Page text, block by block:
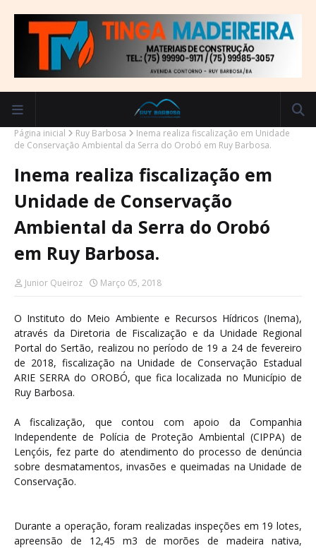
Página inicial Ruy Barbosa
Inema realiza fiscalização em Unidade
de Conservação Ambiental da Serra do Orobó em Ruy Barbosa.
Inema realiza fiscalização em
Unidade de Conservação
Ambiental da Serra do Orobó
em Ruy Barbosa.
Junior Queiroz Março 05, 2018
O Instituto do Meio Ambiente e Recursos Hídricos (Inema),
através da Diretoria de Fiscalização e da Unidade Regional
Portal do Sertão, realizou no período de 19 a 24 de fevereiro
de 2018, fiscalização na Unidade de Conservação Estadual
ARIE SERRA do OROBÓ, que fica localizada no Município de
Ruy Barbosa.
A fiscalização, que contou com apoio da Companhia
Independente de Polícia de Proteção Ambiental (CIPPA) de
Lençóis, fez parte do atendimento do processo de denúncia
sobre desmatamentos, invasões e queimadas na Unidade de
Conservação.
Durante a operação, foram realizadas inspeções em 19 lotes,
apreensão de 12,45 m3 de morões de madeira nativa,